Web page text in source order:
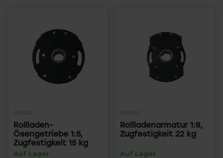
IMBAC
Rollladen-
Ösengetriebe 1:5,
Zugfestigkeit 15 kg
Auf Lager
IMBAC
Rollladenarmatur 1:8,
Zugfestigkeit 22 kg
Auf Lager